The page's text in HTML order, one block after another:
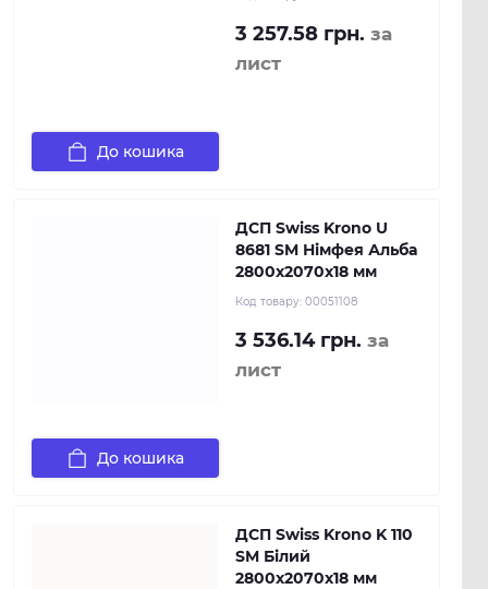
3 257.58 грн. за
лист
До кошика
ДСП Swiss Krono U
8681 SM Німфея Альба
2800х2070х18 мм
Код товару: 00051108
3 536.14 грн. за
лист
До кошика
ДСП Swiss Krono K 110
SM Білий
2800х2070х18 мм